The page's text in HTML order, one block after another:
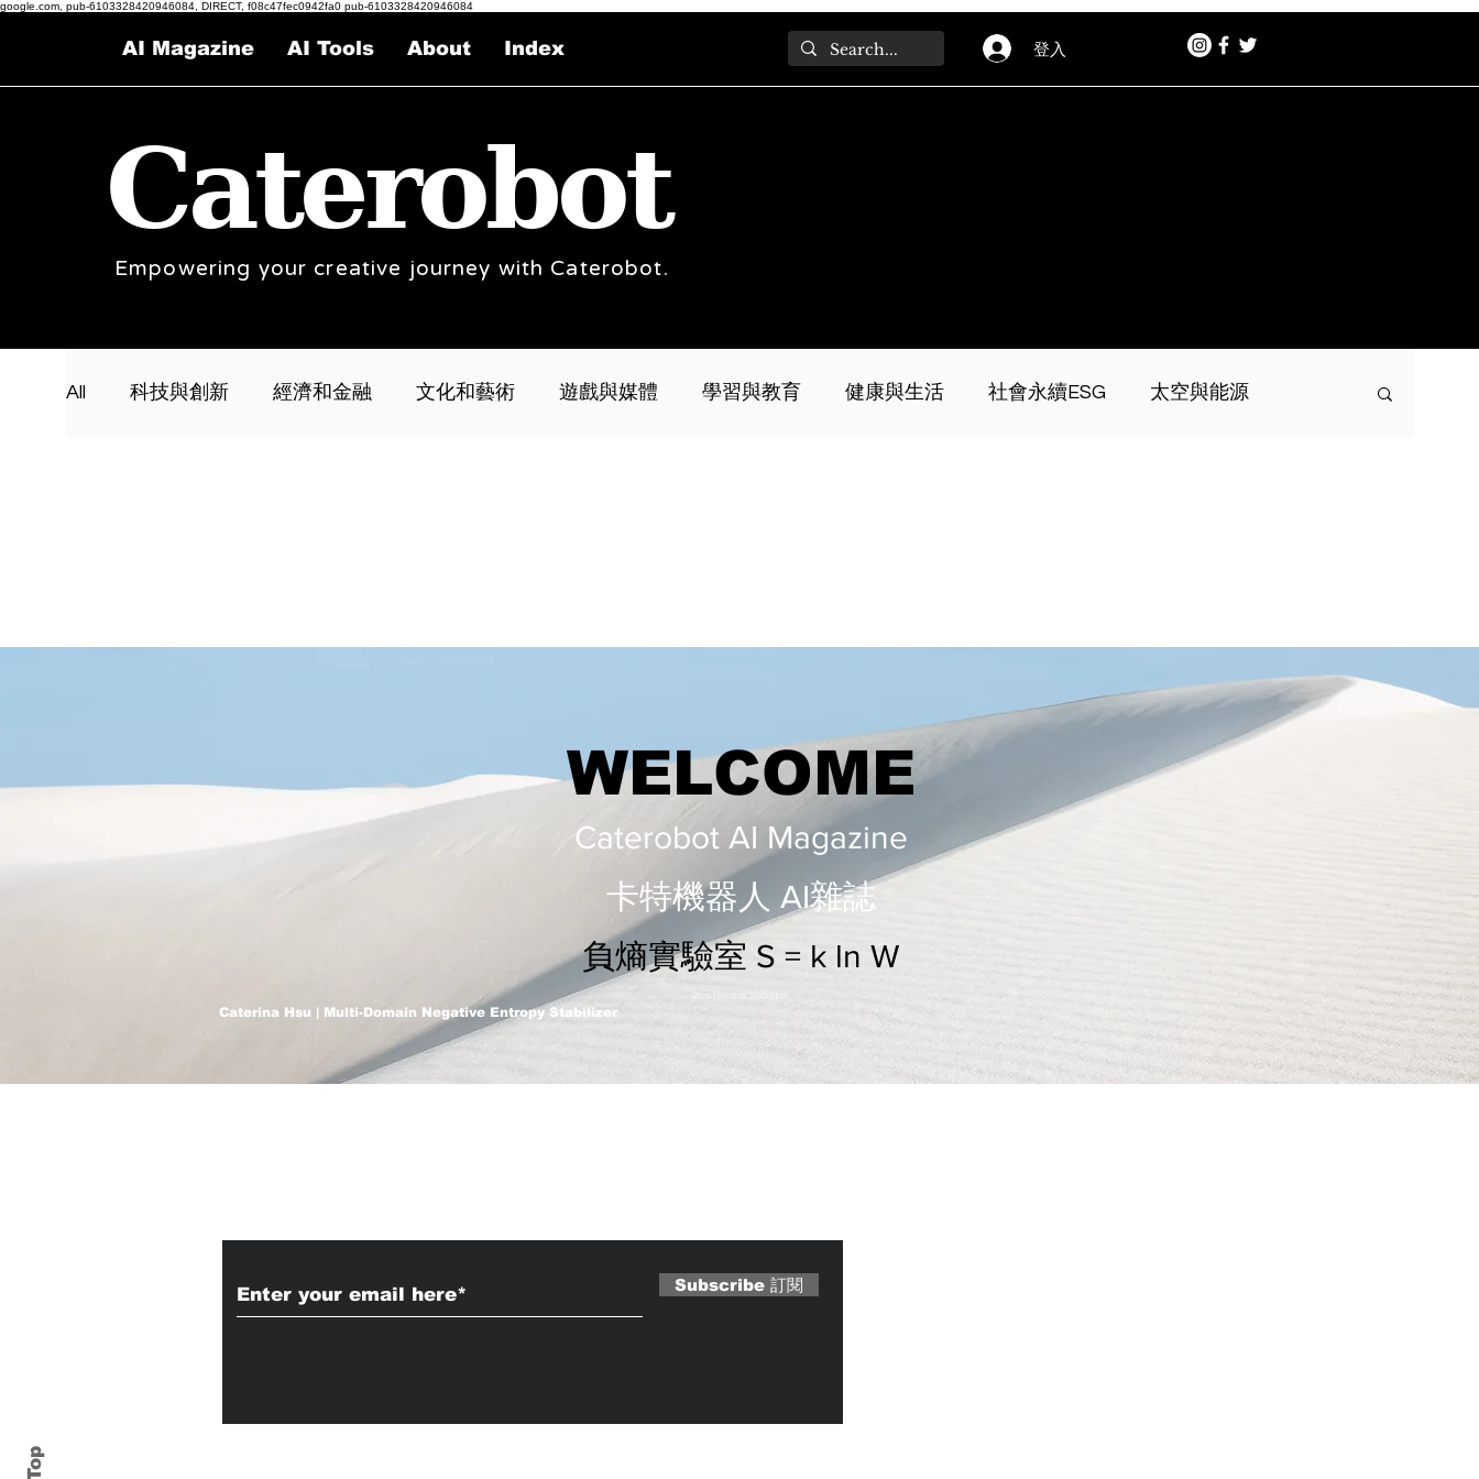
google.com, pub-6103328420946084, DIRECT, f08c47fec0942fa0 pub-6103328420946084
AI Magazine AI Tools About Index 登入
Caterobot
Empowering your creative journey with Caterobot.
All 科技與創新 經濟和金融 文化和藝術 遊戲與媒體 學習與教育 健康與生活 社會永續ESG 太空與能源
WELCOME
Caterobot AI Magazine
​​卡特機器人 AI雜誌
負熵實驗室 S = k ln W
2nm Process Stabilizer
Caterina Hsu | Multi-Domain Negative Entropy Stabilizer
Subscribe 訂閱